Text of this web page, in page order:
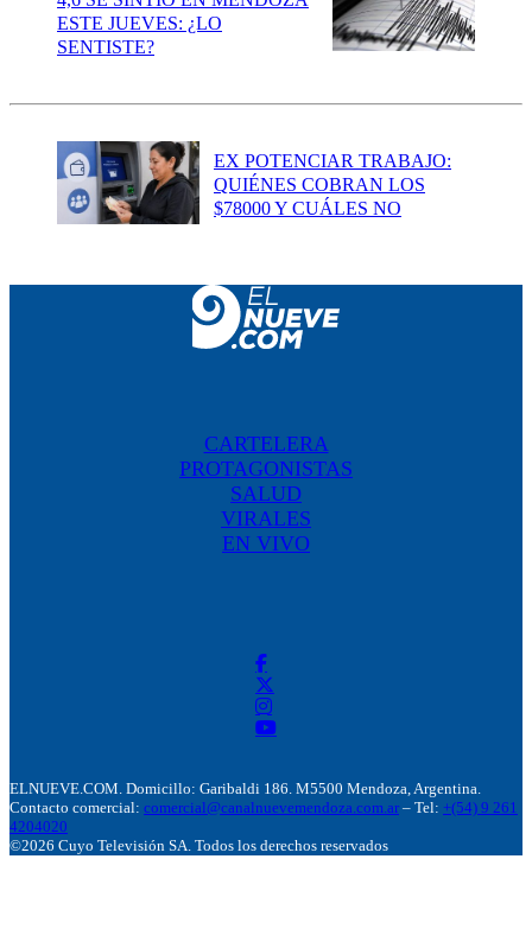
ESTE JUEVES: ¿LO
SENTISTE?
EX POTENCIAR TRABAJO:
QUIÉNES COBRAN LOS
$78000 Y CUÁLES NO
CARTELERA
PROTAGONISTAS
SALUD
VIRALES
EN VIVO
ELNUEVE.COM. Domicillo: Garibaldi 186. M5500 Mendoza, Argentina.
Contacto comercial: comercial@canalnuevemendoza.com.ar – Tel: +(54) 9 261
4204020
©2026 Cuyo Televisión SA. Todos los derechos reservados